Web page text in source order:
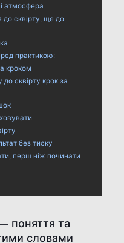
і атмосфера
до сквірту, ще до
практикою:
кроком
сквірту крок за
без тиску
перш ніж починати
поняття та
словами